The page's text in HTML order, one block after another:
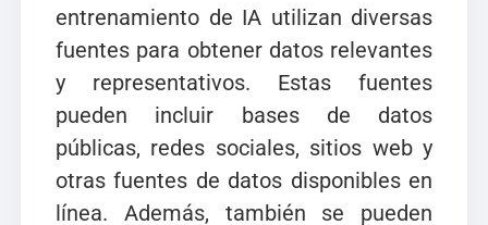
entrenamiento de IA utilizan diversas
fuentes para obtener datos relevantes
y representativos. Estas fuentes
pueden incluir bases de datos
públicas, redes sociales, sitios web y
otras fuentes de datos disponibles en
línea. Además, también se pueden